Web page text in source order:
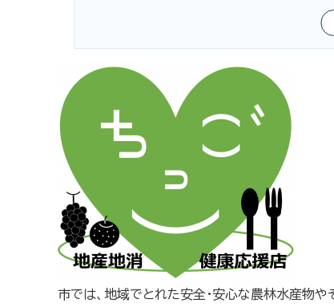
市では、地域でとれた安全・安心な農林水産物や